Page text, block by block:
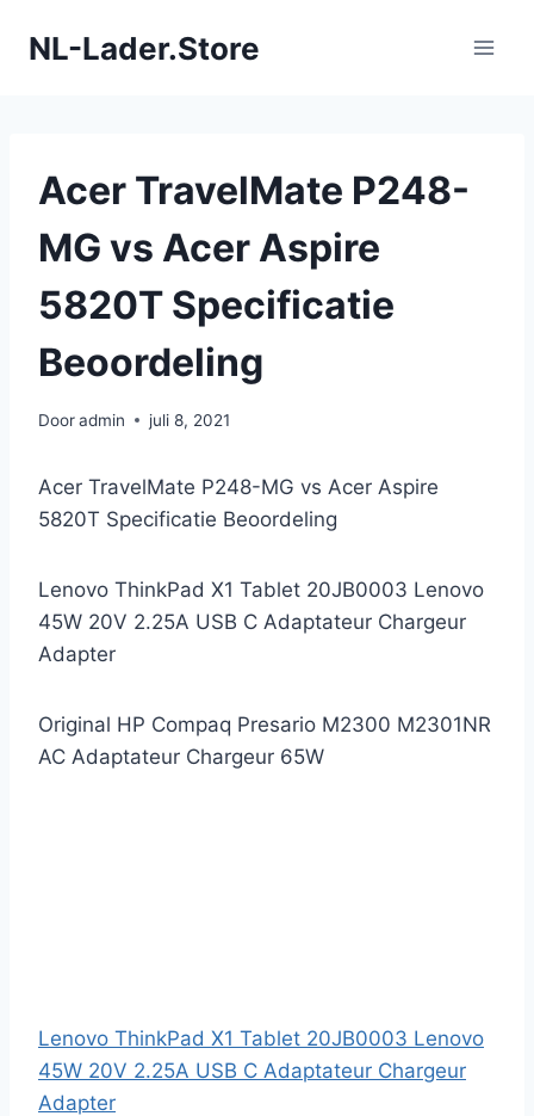
naarNL-Lader.Store
Acer TravelMate P248-
MG vs Acer Aspire
5820T Specificatie
Beoordeling
Dooradmin juli 8, 2021
Acer TravelMate P248-MG vs Acer Aspire
5820T Specificatie Beoordeling
Lenovo ThinkPad X1 Tablet 20JB0003 Lenovo
45W 20V 2.25A USB C Adaptateur Chargeur
Adapter
Original HP Compaq Presario M2300 M2301NR
AC Adaptateur Chargeur 65W
Lenovo ThinkPad X1 Tablet 20JB0003 Lenovo
45W 20V 2.25A USB C Adaptateur Chargeur
Adapter